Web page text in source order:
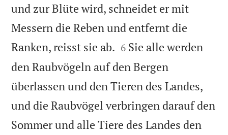
und zur Blüte wird, schneidet er mit
Messern die Reben und entfernt die
Ranken, reisst sie ab. 

6 Sie alle werden
den Raubvögeln auf den Bergen
überlassen und den Tieren des Landes,
und die Raubvögel verbringen darauf den
Sommer und alle Tiere des Landes den